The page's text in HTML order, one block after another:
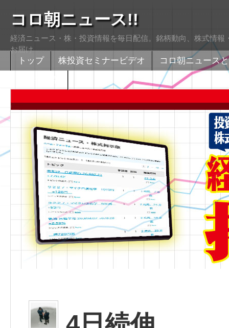
コロ朝ニュース!!
経済ニュース・株・投資情報を毎日配信。銘柄動向、株式情
お届け
トップ 株投資セミナービデオ
コロ朝ニュース